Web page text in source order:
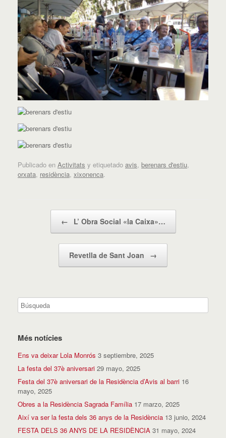
Publicado en Activitats y etiquetado avis, berenars d'estiu,
orxata, residència, xixonenca.
← L’ Obra Social «la Caixa»…
Revetlla de Sant Joan →
Més notícies
Ens va deixar Lola Monrós 3 septiembre, 2025
La festa del 37è aniversari 29 mayo, 2025
Festa del 37è aniversari de la Residència d’Avis al barri 16
mayo, 2025
Obres a la Residència Sagrada Família 17 marzo, 2025
Així va ser la festa dels 36 anys de la Residència 13 junio, 2024
FESTA DELS 36 ANYS DE LA RESIDÈNCIA 31 mayo, 2024